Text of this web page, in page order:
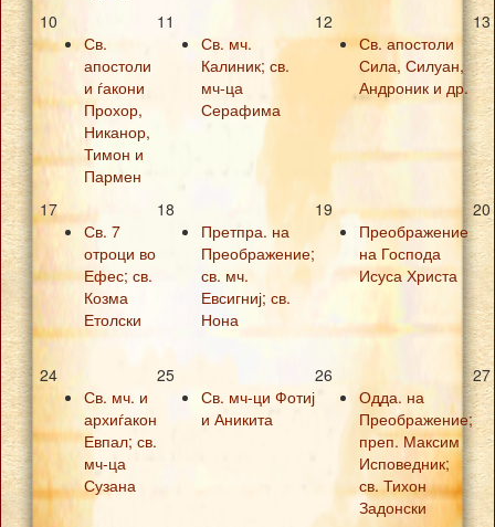
10
Св.
апостоли
и ѓакони
Прохор,
Никанор,
Тимон и
Пармен
11
Св. мч.
Калиник; св.
мч-ца
Серафима
12
Св. апостоли
Сила, Силуан,
Андроник и др.
13
17
Св. 7
отроци во
Ефес; св.
Козма
Етолски
18
Претпра. на
Преображение;
св. мч.
Евсигниј; св.
Нона
19
Преображение
на Господа
Исуса Христа
20
24
Св. мч. и
архиѓакон
Евпал; св.
мч-ца
Сузана
25
Св. мч-ци Фотиј
и Аникита
26
Одда. на
Преображение;
преп. Максим
Исповедник;
св. Тихон
Задонски
27